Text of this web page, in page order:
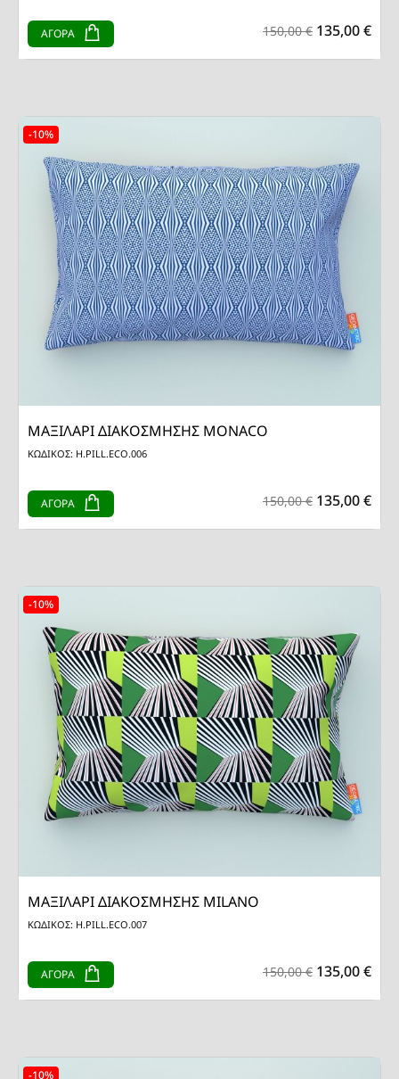
ΑΓΟΡΑ 150,00 € 135,00 €
ΜΑΞΙΛΑΡΙ ΔΙΑΚΟΣΜΗΣΗΣ MONACO
ΚΩΔΙΚΟΣ: H.PILL.ECO.006
ΑΓΟΡΑ 150,00 € 135,00 €
-10%
ΜΑΞΙΛΑΡΙ ΔΙΑΚΟΣΜΗΣΗΣ MILANO
ΚΩΔΙΚΟΣ: H.PILL.ECO.007
ΑΓΟΡΑ 150,00 € 135,00 €
-10%
-10%